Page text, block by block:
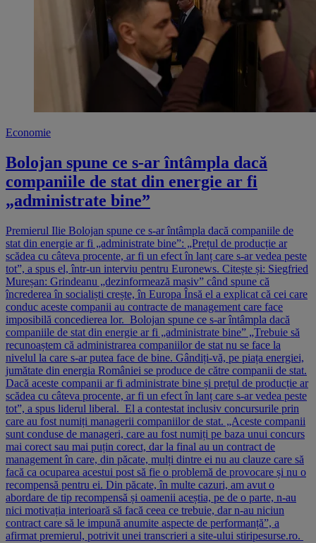
Economie
Bolojan spune ce s-ar întâmpla dacă
companiile de stat din energie ar fi
„administrate bine”
Premierul Ilie Bolojan spune ce s-ar întâmpla dacă companiile de
stat din energie ar fi „administrate bine”: „Prețul de producție ar
scădea cu câteva procente, ar fi un efect în lanț care s-ar vedea peste
tot”, a spus el, într-un interviu pentru Euronews. Citește și: Siegfried
Mureșan: Grindeanu „dezinformează masiv” când spune că
încrederea în socialiști crește, în Europa Însă el a explicat că cei care
conduc aceste companii au contracte de management care face
imposibilă concedierea lor. Bolojan spune ce s-ar întâmpla dacă
companiile de stat din energie ar fi „administrate bine” „Trebuie să
recunoaștem că administrarea companiilor de stat nu se face la
nivelul la care s-ar putea face de bine. Gândiți-vă, pe piața energiei,
jumătate din energia României se produce de către companii de stat.
Dacă aceste companii ar fi administrate bine și prețul de producție ar
scădea cu câteva procente, ar fi un efect în lanț care s-ar vedea peste
tot”, a spus liderul liberal. El a contestat inclusiv concursurile prin
care au fost numiți managerii companiilor de stat. „Aceste companii
sunt conduse de manageri, care au fost numiți pe baza unui concurs
mai corect sau mai puțin corect, dar la final au un contract de
management în care, din păcate, mulți dintre ei nu au clauze care să
facă ca ocuparea acestui post să fie o problemă de provocare și nu o
recompensă pentru ei. Din păcate, în multe cazuri, am avut o
abordare de tip recompensă și oamenii aceștia, pe de o parte, n-au
nici motivația interioară să facă ceea ce trebuie, dar n-au niciun
contract care să le impună anumite aspecte de performanță”, a
afirmat premierul, potrivit unei transcrieri a site-ului stiripesurse.ro.